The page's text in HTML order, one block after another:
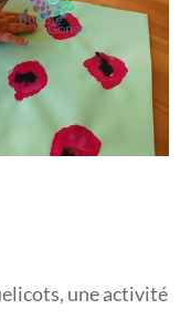
une activité